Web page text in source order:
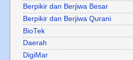
Berpikir dan Berjiwa Besar
Berpikir dan Berjiwa Qurani
BioTek
Daerah
DigiMar